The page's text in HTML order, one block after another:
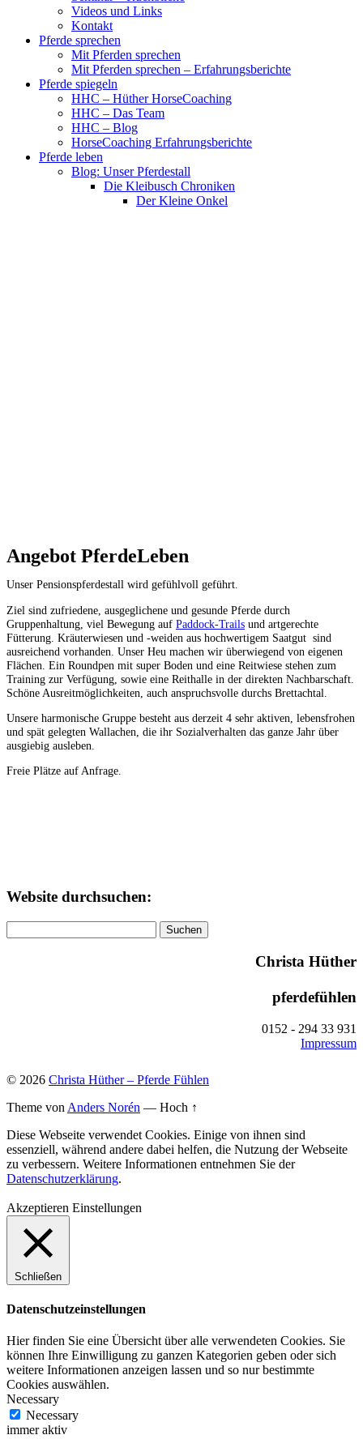
Videos und Links
Kontakt
Pferde sprechen
Mit Pferden sprechen
Mit Pferden sprechen – Erfahrungsberichte
Pferde spiegeln
HHC – Hüther HorseCoaching
HHC – Das Team
HHC – Blog
HorseCoaching Erfahrungsberichte
Pferde leben
Blog: Unser Pferdestall
Die Kleibusch Chroniken
Der Kleine Onkel
Angebot PferdeLeben
Unser Pensionspferdestall wird gefühlvoll geführt.
Ziel sind zufriedene, ausgeglichene und gesunde Pferde durch
Gruppenhaltung, viel Bewegung auf Paddock-Trails und artgerechte
Fütterung. Kräuterwiesen und -weiden aus hochwertigem Saatgut sind
ausreichend vorhanden. Unser Heu machen wir überwiegend von eigenen
Flächen. Ein Roundpen mit super Boden und eine Reitwiese stehen zum
Training zur Verfügung, sowie eine Reithalle in der direkten Nachbarschaft.
Schöne Ausreitmöglichkeiten, auch anspruchsvolle durchs Brettachtal.
Unsere harmonische Gruppe besteht aus derzeit 4 sehr aktiven, lebensfrohen
und spät gelegten Wallachen, die ihr Sozialverhalten das ganze Jahr über
ausgiebig ausleben.
Freie Plätze auf Anfrage.
Website durchsuchen:
nach:
Christa Hüther
pferdefühlen
0152 - 294 33 931
Impressum
© 2026 Christa Hüther – Pferde Fühlen
Theme von Anders Norén — Hoch ↑
Diese Webseite verwendet Cookies. Einige von ihnen sind
essenziell, während andere dabei helfen, die Nutzung der Webseite
zu verbessern. Weitere Informationen entnehmen Sie der
Datenschutzerklärung.
Akzeptieren Einstellungen
Schließen
Datenschutzeinstellungen
Hier finden Sie eine Übersicht über alle verwendeten Cookies. Sie
können Ihre Einwilligung zu ganzen Kategorien geben oder sich
weitere Informationen anzeigen lassen und so nur bestimmte
Cookies auswählen.
Necessary
Necessary
immer aktiv